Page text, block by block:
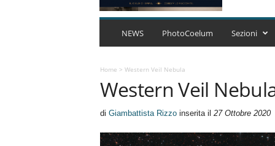
C
m
A
r
NEWS PhotoCoelum Sezioni
Home > Western Veil Nebula
Western Veil
di Giambattista Rizzoinserita il 27 Ottobre 2020